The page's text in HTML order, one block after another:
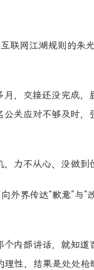
联网江湖规则的朱
，交接还没完成，
关应对不够及时
力不从心、没做到
界传达“歉意”与“
内部讲话，就知
性，结果是处处枪